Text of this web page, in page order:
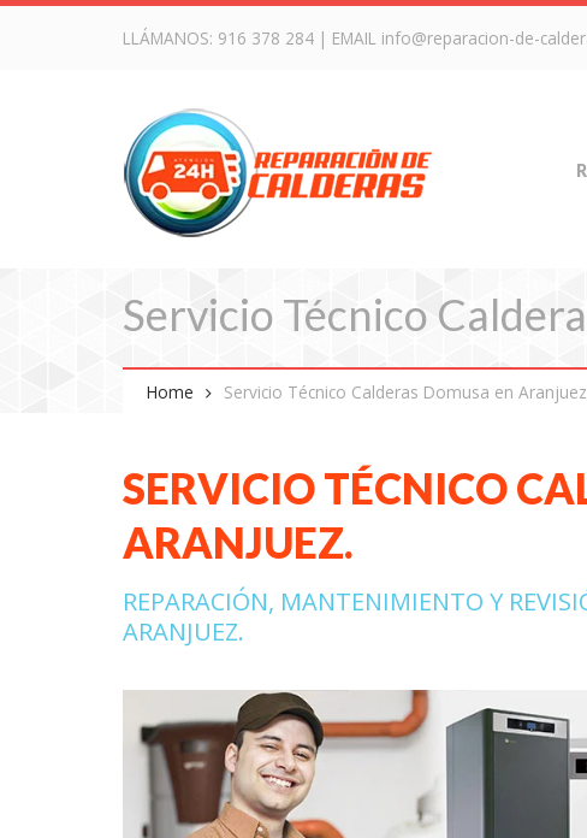
LLÁMANOS: 916 378 284 | EMAIL info@reparacion-de-
Servicio Técnico
Home Servicio Técnico Calderas Domusa en Aranjuez
SERVICIO TÉCNICO
ARANJUEZ.
REPARACIÓN, MANTENIMIENTO Y
ARANJUEZ.